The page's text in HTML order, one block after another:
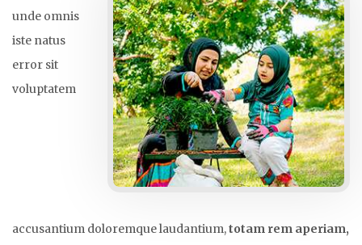
unde omnis
iste natus
error sit
voluptatem
accusantium doloremque laudantium,totam rem aperiam,